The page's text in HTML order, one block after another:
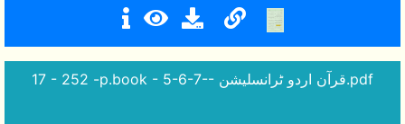
17 - 252 -p.book - 5-6-7-- قرآن اردو ٹرانسلیشن.pdf